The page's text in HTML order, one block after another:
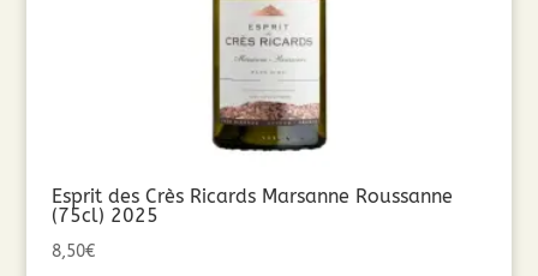
Esprit des Crès Ricards Marsanne Roussanne
(75cl) 2025
8,50€